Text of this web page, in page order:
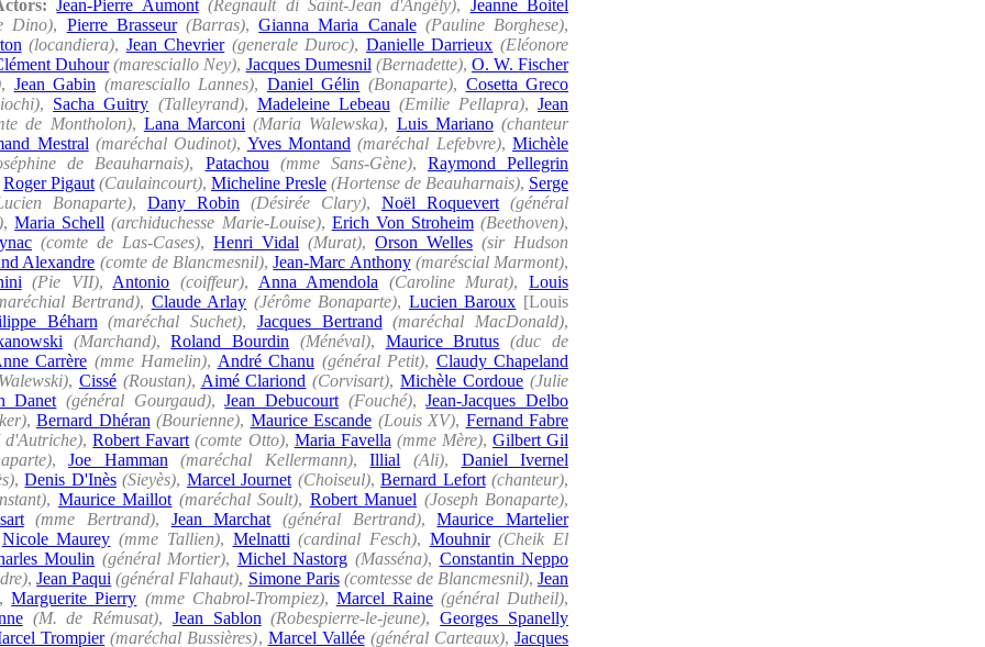
Jean-Pierre Aumont (Regnault di Saint-Jean d'Angély), Jeanne Boitel
Dino), Pierre Brasseur (Barras),Gianna Maria Canale (Pauline Borghese),
(locandiera), Jean Chevrier (generale Duroc), Danielle Darrieux (Eléonore
Duhour (maresciallo Ney), Jacques Dumesnil (Bernadette), O. W. Fischer
, Jean Gabin (maresciallo Lannes), Daniel Gélin (Bonaparte), Cosetta Greco
, Sacha Guitry (Talleyrand), Madeleine Lebeau (Emilie Pellapra),Jean
de Montholon), Lana Marconi (Maria Walewska), Luis Mariano (chanteur
Mestral (maréchal Oudinot), Yves Montand (maréchal Lefebvre),Michèle
de Beauharnais), Patachou (mme Sans-Gène), Raymond Pellegrin
Roger Pigaut (Caulaincourt), Micheline Presle (Hortense de Beauharnais), Serge
Bonaparte), Dany Robin (Désirée Clary), Noël Roquevert (général
,Maria Schell (archiduchesse Marie-Louise), Erich Von Stroheim (Beethoven),
(comte de Las-Cases), Henri Vidal (Murat), Orson Welles (sir Hudson
Alexandre (comte de Blancmesnil),Jean-Marc Anthony (maréscial Marmont),
(Pie VII), Antonio (coiffeur), Anna Amendola (Caroline Murat),Louis
Bertrand), Claude Arlay (Jérôme Bonaparte), Lucien Baroux [Louis
Béharn (maréchal Suchet), Jacques Bertrand (maréchal MacDonald),
(Marchand),Roland Bourdin (Ménéval), Maurice Brutus
(duc de
Carrère (mme Hamelin), André Chanu (général Petit), Claudy Chapeland
, Cissé (Roustan), Aimé Clariond (Corvisart),Michèle Cordoue (Julie
Danet (général Gourgaud),Jean Debucourt (Fouché),Jean-Jacques Delbo
, Bernard Dhéran (Bourienne), Maurice Escande (Louis XV), Fernand Fabre
,Robert Favart (comte Otto), Maria Favella (mme Mère),Gilbert Gil
,Joe Hamman (maréchal Kellermann),Illial (Ali), Daniel Ivernel
,Denis D'Inès (Sieyès), Marcel Journet (Choiseul),Bernard Lefort (chanteur),
, Maurice Maillot (maréchal Soult), Robert Manuel (Joseph Bonaparte),
(mme Bertrand), Jean Marchat (général Bertrand),Maurice Martelier
Nicole Maurey (mme Tallien), Melnatti (cardinal Fesch), Mouhnir (Cheik El
Moulin (général Mortier), Michel Nastorg (Masséna), Constantin Neppo
,Jean Paqui (général Flahaut), Simone Paris (comtesse de Blancmesnil),Jean
,Marguerite Pierry (mme Chabrol-Trompiez), Marcel Raine (général Dutheil),
(M. de Rémusat), Jean Sablon (Robespierre-le-jeune),Georges Spanelly
Trompier (maréchal Bussières), Marcel Vallée (général Carteaux),Jacques